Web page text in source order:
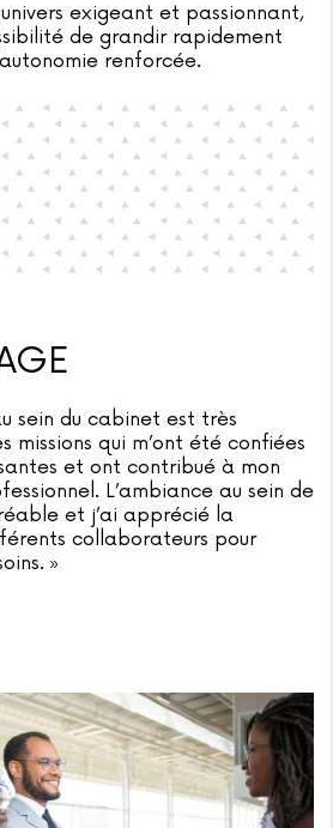
univers exigeant et passionnant,
de grandir rapidement
renforcée.
sein du cabinet est très
missions qui m’ont été confiées
et ont contribué à mon
L’ambiance au sein de
et j’ai apprécié la
collaborateurs pour
»